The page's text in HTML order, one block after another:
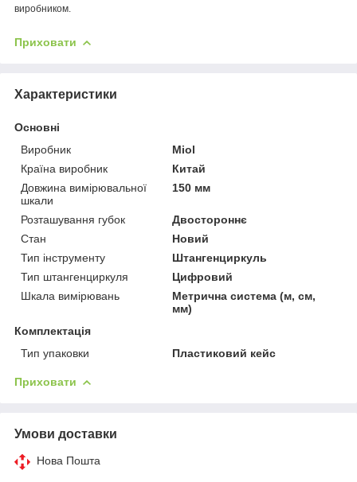
виробником.
Приховати
Характеристики
Основні
Виробник
Miol
Країна виробник
Китай
Довжина вимірювальної
шкали
150 мм
Розташування губок
Двостороннє
Стан
Новий
Тип інструменту
Штангенциркуль
Тип штангенциркуля
Цифровий
Шкала вимірювань
Метрична система (м, см,
мм)
Комплектація
Тип упаковки
Пластиковий кейс
Приховати
Умови доставки
Нова Пошта